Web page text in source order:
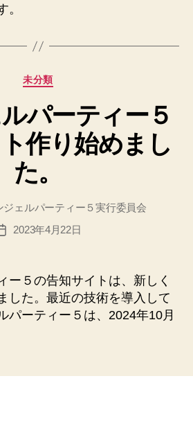
。
カ
ゴ
リ
ー
未分類
パーティー５
作り始めまし
た。
ジェルパーティー５実行委員会
投
2023年4月22日
ー５の告知サイトは、新しく
した。最近の技術を導入して
パーティー５は、2024年10月